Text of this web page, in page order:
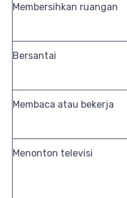
Membersihkan ruangan
Bersantai
Membaca atau bekerja
Menonton televisi